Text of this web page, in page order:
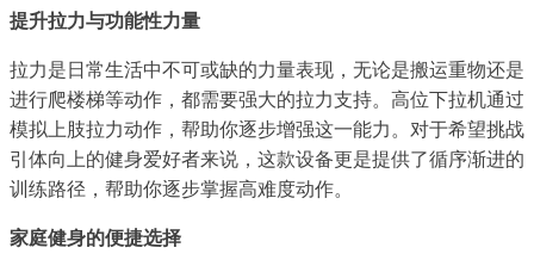
提升拉力与功能性力量
拉力是日常生活中不可或缺的力量表现，无论是搬运重物还是
进行爬楼梯等动作，都需要强大的拉力支持。高位下拉机通过
模拟上肢拉力动作，帮助你逐步增强这一能力。对于希望挑战
引体向上的健身爱好者来说，这款设备更是提供了循序渐进的
训练路径，帮助你逐步掌握高难度动作。
家庭健身的便捷选择